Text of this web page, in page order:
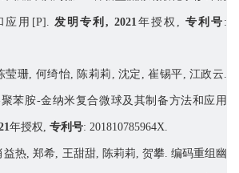
应用 [P]. 发明专利, 2021年授权 , 专利号 :
莹珊, 何绮怡, 陈莉莉 ,沈定 ,崔锡平, 江政云.
聚苯胺-金纳米复合微球及其制备方法和应用
年授权, 专利号: 201810785964X.
益热, 郑希, 王甜甜, 陈莉莉, 贺攀. 编码重组幽